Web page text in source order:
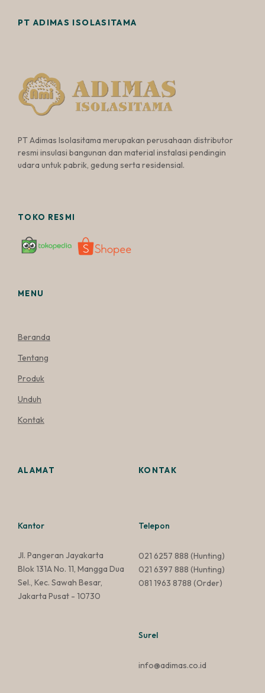
PT ADIMAS ISOLASITAMA
PT Adimas Isolasitama merupakan perusahaan distributor
resmi insulasi bangunan dan material instalasi pendingin
udara untuk pabrik, gedung serta residensial.
TOKO RESMI
MENU
Beranda
Tentang
Produk
Unduh
Kontak
ALAMAT
Kantor
Jl. Pangeran Jayakarta
Blok 131A No. 11, Mangga Dua
Sel., Kec. Sawah Besar,
Jakarta Pusat - 10730
KONTAK
Telepon
021 6257 888 (Hunting)
021 6397 888 (Hunting)
081 1963 8788 (Order)
Surel
info@adimas.co.id